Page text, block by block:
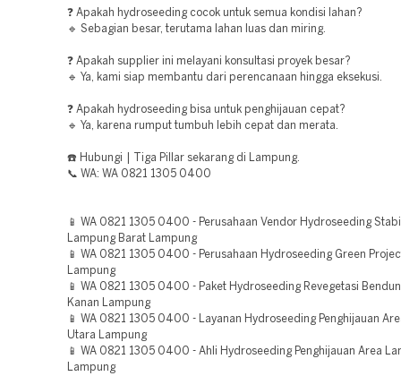
❓ Apakah hydroseeding cocok untuk semua kondisi lahan?
🔹 Sebagian besar, terutama lahan luas dan miring.
❓ Apakah supplier ini melayani konsultasi proyek besar?
🔹 Ya, kami siap membantu dari perencanaan hingga eksekusi.
❓ Apakah hydroseeding bisa untuk penghijauan cepat?
🔹 Ya, karena rumput tumbuh lebih cepat dan merata.
☎️ Hubungi | Tiga Pillar sekarang di Lampung.
📞 WA: WA 0821 1305 0400
📱 WA 0821 1305 0400 - Perusahaan Vendor Hydroseeding
Lampung Barat Lampung
📱 WA 0821 1305 0400 - Perusahaan Hydroseeding Green
Lampung
📱 WA 0821 1305 0400 - Paket Hydroseeding Revegetasi
Kanan Lampung
📱 WA 0821 1305 0400 - Layanan Hydroseeding Penghijauan
Utara Lampung
📱 WA 0821 1305 0400 - Ahli Hydroseeding Penghijauan Area
Lampung